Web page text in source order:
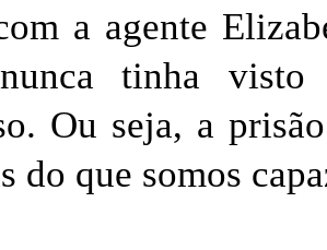
a agente
nunca tinha
Ou seja, a
do que somos